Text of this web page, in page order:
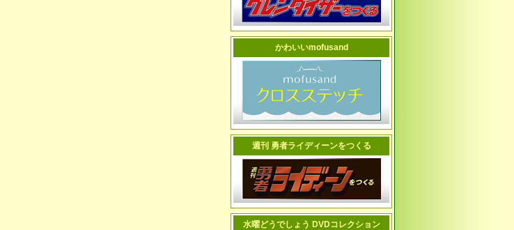
かわいいmofusand
週刊 勇者ライディーンをつくる
水曜どうでしょう DVDコレクション